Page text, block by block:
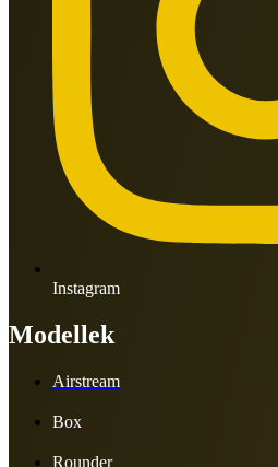
Instagram
Modellek
Airstream
Box
Rounder